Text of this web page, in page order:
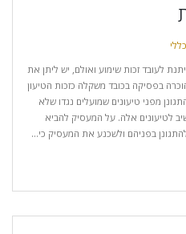
כללי
לעובד זכות שימוע ואולם, יש ליתן את
בפסיקה בכובד משקלה כזכות הטיעון
מפני טיעונים שמועלים נגדו שלא
לטיעונים אלה. על המעסיק להביא
בפניהם ולשכנע את המעסיק כי...